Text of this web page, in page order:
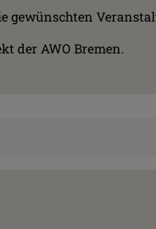
gewünschten
der AWO Bremen.